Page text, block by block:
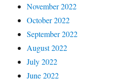
November 2022
October 2022
September 2022
August 2022
July 2022
June 2022